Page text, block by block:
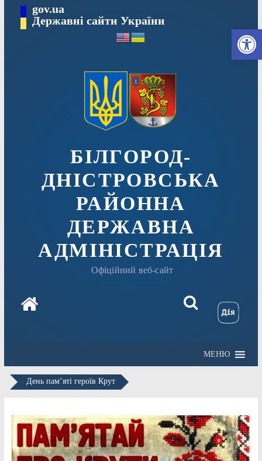
вмісту
gov.ua
Державні сайти України
БІЛГОРОД-
ДНІСТРОВСЬКА
РАЙОННА
ДЕРЖАВНА
АДМІНІСТРАЦІЯ
Офіційний веб-сайт
МЕНЮ
День пам’яті героїв Крут